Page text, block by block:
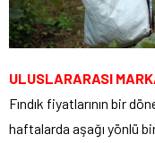
ULUSLARARASI
Fındık fiyatlarının bir
haftalarda aşağı yönlü